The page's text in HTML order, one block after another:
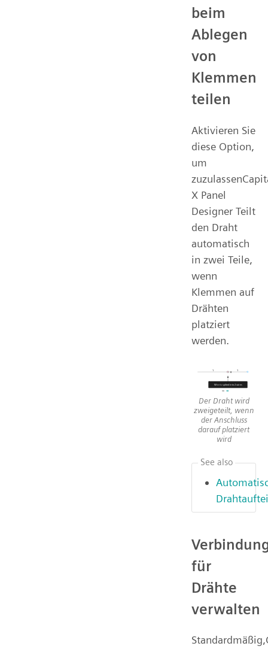
beim
Ablegen
von
Klemmen
teilen
Aktivieren Sie
diese Option,
um
X Panel
Designer Teilt
den Draht
automatisch
in zwei Teile,
wenn
Klemmen auf
Drähten
platziert
werden.
Der Draht wird
zweigeteilt, wenn
der Anschluss
darauf platziert
wird
See also
für
Drähte
verwalten